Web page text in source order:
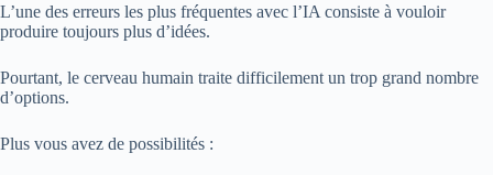
L’une des erreurs les plus fréquentes avec l’IA consiste à vouloir
produire toujours plus d’idées.
Pourtant, le cerveau humain traite difficilement un trop grand nombre
d’options.
Plus vous avez de possibilités :